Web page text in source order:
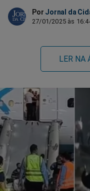
Por Jornal da
27/01/2025 às
LER NA